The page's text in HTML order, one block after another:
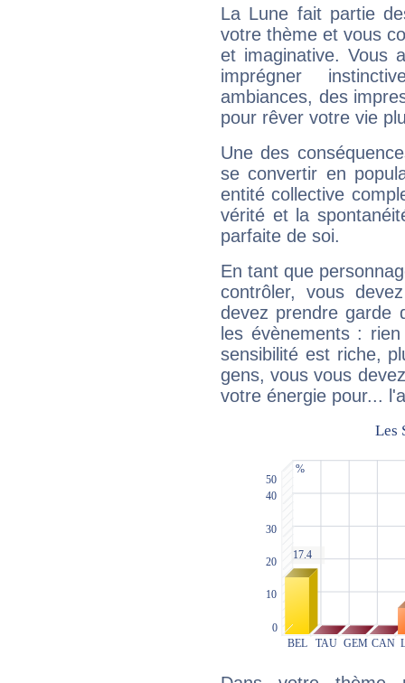
La Lune fait partie
votre thème et vous
et imaginative. Vous
imprégner
ambiances, des
pour rêver votre vie
Une des
se convertir en
entité collective
vérité et la
parfaite de soi.
En tant que
contrôler, vous
devez prendre garde
les évènements :
sensibilité est riche,
gens, vous vous
votre énergie pour...